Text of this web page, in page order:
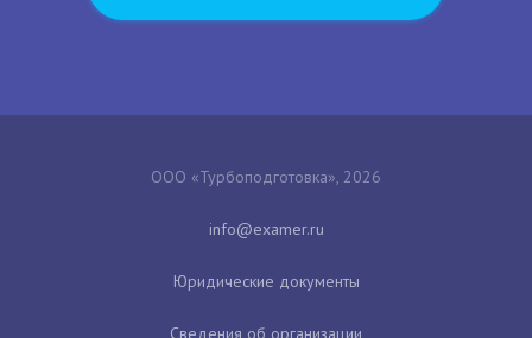
ООО «Турбоподготовка», 2026
Юридические документы
Сведения об организации